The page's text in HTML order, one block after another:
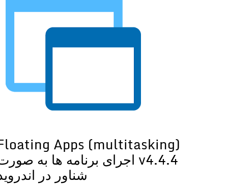
Floating Apps (multitasking)
v4.4.4 اجرای برنامه ها به صورت
شناور در اندروید